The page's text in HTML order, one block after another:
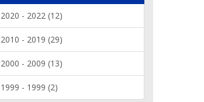
2020 - 2022 (12)
2010 - 2019 (29)
2000 - 2009 (13)
1999 - 1999 (2)